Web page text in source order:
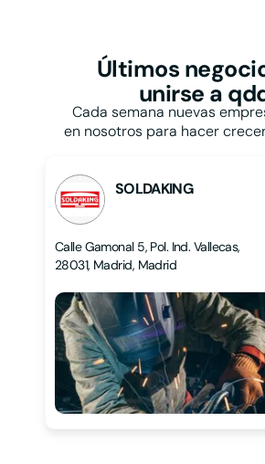
Peluquerías
Persianas
Pintores
Pizzerías
Psicólogos
Tiendas de ropa
Tintorerías y lavanderías
Toldos
Veterinarios
Últimos
unirse a
Cada semana nuevas
en nosotros para hacer
L
SOLDAKING
Calle Gamonal 5, Pol. Ind. Vallecas,
28031, Madrid, Madrid